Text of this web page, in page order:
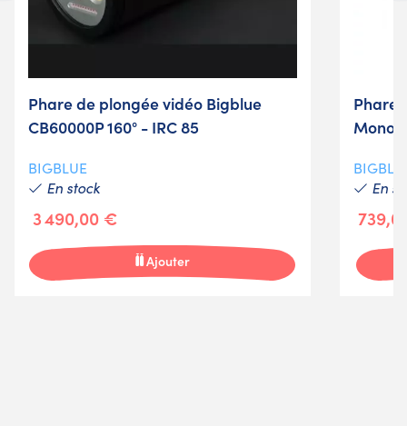
Phare de plongée vidéo Bigblue
CB60000P 160° - IRC 85
BIGBLUE
En stock
3 490,00 €
Ajouter
Phare
En